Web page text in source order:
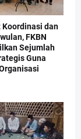
Koordinasi dan
FKBN
Sejumlah
Guna